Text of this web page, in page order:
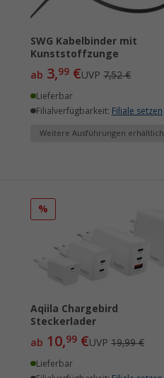
SWG Kabelbinder mit
Kunststoffzunge
ab 3,99 €UVP7,52 €
Lieferbar
Filialverfügbarkeit: Filiale setzen
Weitere Ausführungen erhältlich
%
Aqiila Chargebird
Steckerlader
ab 10,99 €UVP19,99 €
Lieferbar